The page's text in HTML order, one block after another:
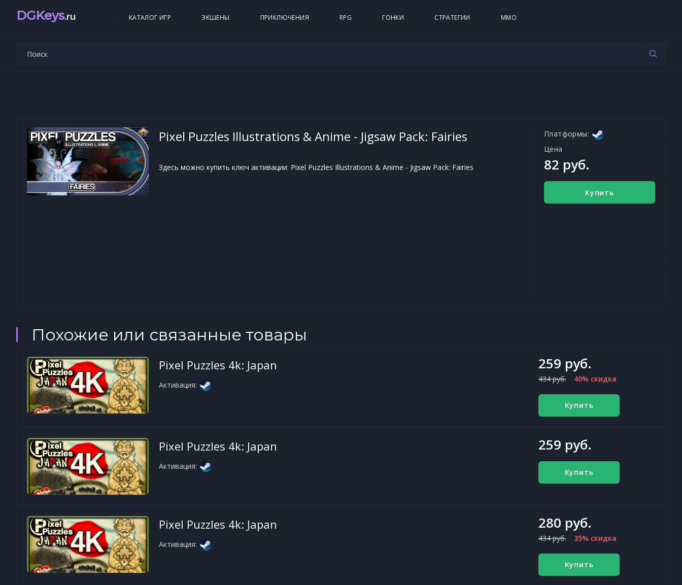
DGKeys.ru КАТАЛОГ ИГР ЭКШЕНЫ ПРИКЛЮЧЕНИЯ RPG ГОНКИ СТРАТЕГИИ MMO
Pixel Puzzles Illustrations & Anime - Jigsaw Pack: Fairies
Здесь можно купить ключ активации: Pixel Puzzles Illustrations & Anime - Jigsaw Pack: Fairies
Платформы:
Цена
82 руб.
Купить
Похожие или связанные товары
Pixel Puzzles 4k: Japan
Активация:
259 руб.
434 руб. 40% скидка
Купить
Pixel Puzzles 4k: Japan
Активация:
259 руб.
Купить
Pixel Puzzles 4k: Japan
Активация:
280 руб.
434 руб. 35% скидка
Купить